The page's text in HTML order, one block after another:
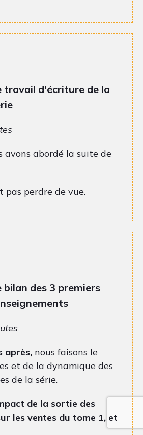
travail d'écriture de la
avons abordé la suite de
pas perdre de vue.
bilan des 3 premiers
après, nous faisons le
et de la dynamique des
de la série.
de la sortie des
les ventes du tome 1, et